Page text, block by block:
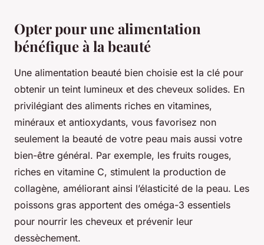
Opter pour une alimentation
bénéfique à la beauté
Une alimentation beauté bien choisie est la clé pour
obtenir un teint lumineux et des cheveux solides. En
privilégiant des aliments riches en vitamines,
minéraux et antioxydants, vous favorisez non
seulement la beauté de votre peau mais aussi votre
bien-être général. Par exemple, les fruits rouges,
riches en vitamine C, stimulent la production de
collagène, améliorant ainsi l’élasticité de la peau. Les
poissons gras apportent des oméga-3 essentiels
pour nourrir les cheveux et prévenir leur
dessèchement.